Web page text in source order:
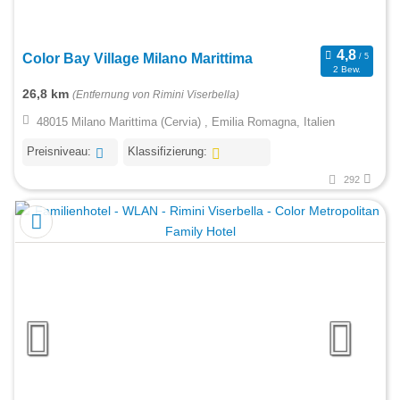
Color Bay Village Milano Marittima
2 Bew.
26,8 km (Entfernung von Rimini Viserbella)
48015 Milano Marittima (Cervia) , Emilia Romagna, Italien
Preisniveau: Klassifizierung:
292